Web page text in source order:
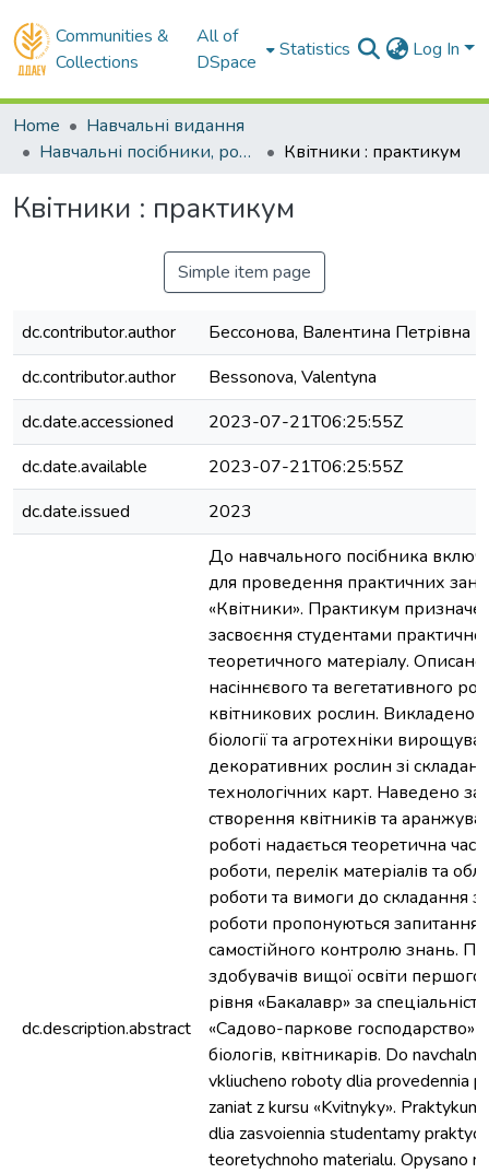
Communities &
Collections
All of
DSpace
Statistics Log In
Home
Навчальні видання
Навчальні посібники, розділи. Довідники, словники
Квітники : практикум
Квітники : практикум
Simple item page
dc.contributor.author
Бессонова, Валентина Петрівна
dc.contributor.author
Bessonova, Valentyna
dc.date.accessioned
2023-07-21T06:25:55Z
dc.date.available
2023-07-21T06:25:55Z
dc.date.issued
2023
dc.description.abstract
До навчального посібника
для проведення практичних
«Квітники». Практикум
засвоєння студентами
теоретичного матеріалу.
насіннєвого та вегетативного
квітникових рослин. Викладено
біології та агротехніки
декоративних рослин зі
технологічних карт. Наведено
створення квітників та
роботі надається теоретична
роботи, перелік матеріалів та
роботи та вимоги до складання
роботи пропонуються запитання
самостійного контролю знань.
здобувачів вищої освіти першого
рівня «Бакалавр» за
«Садово-паркове господарство»
біологів, квітникарів. Do
vkliucheno roboty dlia provedennia
zaniat z kursu «Kvitnyky». Praktykum
dlia zasvoiennia studentamy
teoretychnoho materialu. Opysano